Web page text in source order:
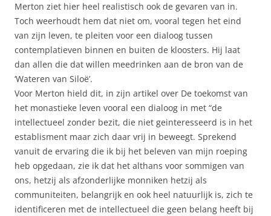
Merton ziet hier heel realistisch ook de gevaren van in.
Toch weerhoudt hem dat niet om, vooral tegen het eind
van zijn leven, te pleiten voor een dialoog tussen
contemplatieven binnen en buiten de kloosters. Hij laat
dan allen die dat willen meedrinken aan de bron van de
‘Wateren van Siloë’.
Voor Merton hield dit, in zijn artikel over De toekomst van
het monastieke leven vooral een dialoog in met “de
intellectueel zonder bezit, die niet geinteresseerd is in het
establisment maar zich daar vrij in beweegt. Sprekend
vanuit de ervaring die ik bij het beleven van mijn roeping
heb opgedaan, zie ik dat het althans voor sommigen van
ons, hetzij als afzonderlijke monniken hetzij als
communiteiten, belangrijk en ook heel natuurlijk is, zich te
identificeren met de intellectueel die geen belang heeft bij